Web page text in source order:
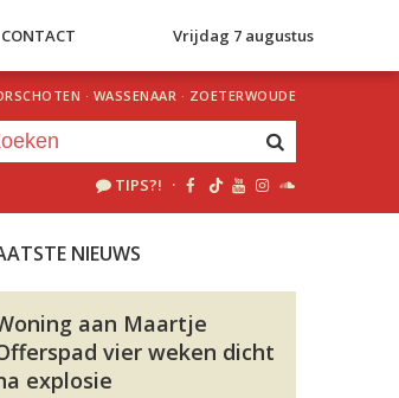
CONTACT Vrijdag 7 augustus
· WASSENAAR · ZOETERWOUDE
TIPS?! ·
NIEUWS
aan Maartje
vier weken dicht
explosie